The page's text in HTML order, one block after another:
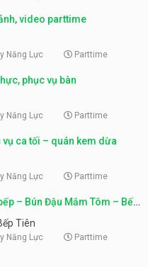
video parttime
Năng Lực Parttime
phục vụ bàn
Năng Lực Parttime
vụ ca tối – quán kem dừa
Năng Lực Parttime
– Bún Đậu Mắm Tôm – Bếp
Tiên
Năng Lực Parttime